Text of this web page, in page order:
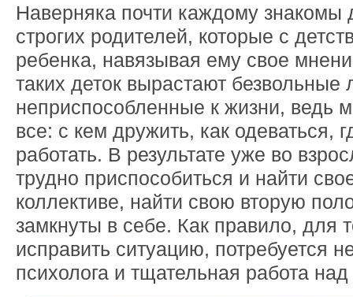
Наверняка почти каждому знакомы
строгих родителей, которые с
ребенка, навязывая ему свое
таких деток вырастают безвольные
неприспособленные к жизни, ведь
все: с кем дружить, как одеваться,
работать. В результате уже во
трудно приспособиться и найти
коллективе, найти свою вторую
замкнуты в себе. Как правило, для
исправить ситуацию, потребуется
психолога и тщательная работа